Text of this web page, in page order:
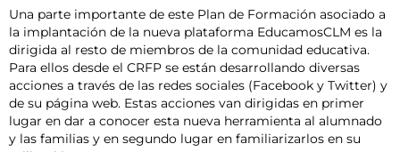
Una parte importante de este Plan de Formación asociado a
la implantación de la nueva plataforma EducamosCLM es la
dirigida al resto de miembros de la comunidad educativa.
Para ellos desde el CRFP se están desarrollando diversas
acciones a través de las redes sociales (Facebook y Twitter) y
de su página web. Estas acciones van dirigidas en primer
lugar en dar a conocer esta nueva herramienta al alumnado
y las familias y en segundo lugar en familiarizarlos en su